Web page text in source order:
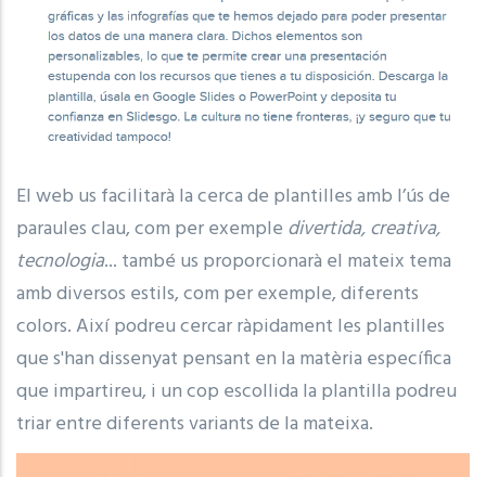
El web us facilitarà la cerca de plantilles amb l’ús de
paraules clau, com per exemple divertida, creativa,
tecnologia... també us proporcionarà el mateix tema
amb diversos estils, com per exemple, diferents
colors. Així podreu cercar ràpidament les plantilles
que s'han dissenyat pensant en la matèria específica
que impartireu, i un cop escollida la plantilla podreu
triar entre diferents variants de la mateixa.